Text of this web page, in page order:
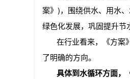
案》)，围绕供水、用水
绿色化发展，巩固提升节
在行业看来，《方案
了明确的方向。
具体到水循环方面，